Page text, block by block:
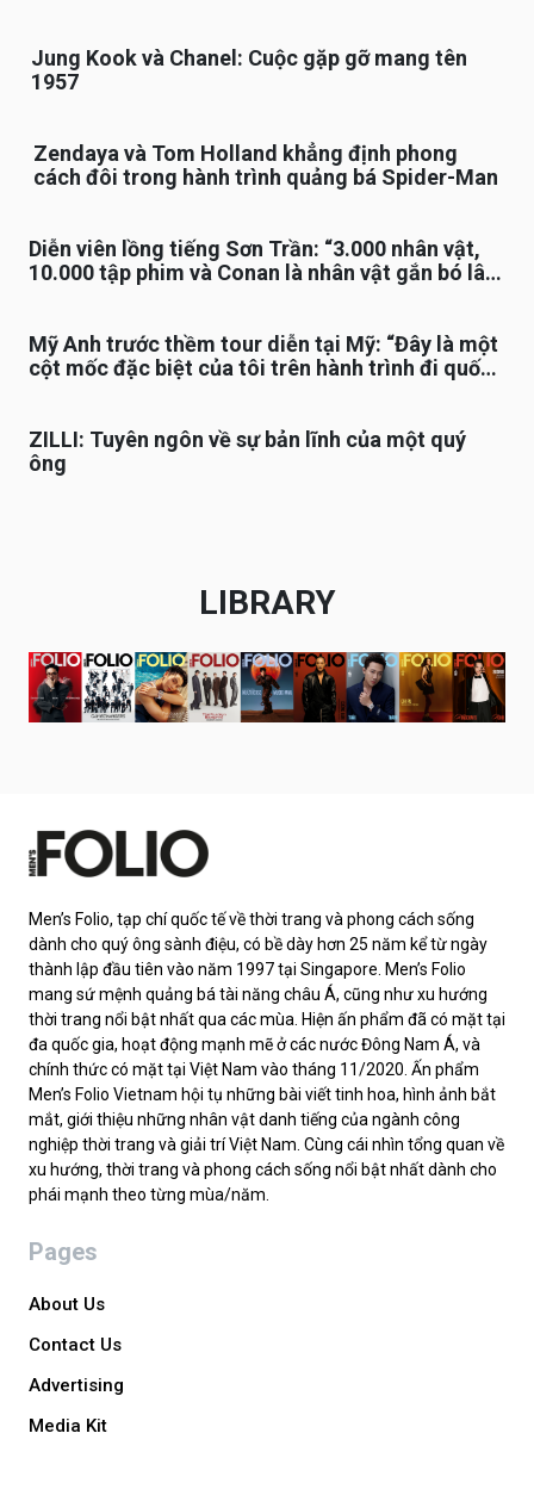
Jung Kook và Chanel: Cuộc gặp gỡ mang tên
1957
Zendaya và Tom Holland khẳng định phong
cách đôi trong hành trình quảng bá Spider-Man
Diễn viên lồng tiếng Sơn Trần: “3.000 nhân vật,
10.000 tập phim và Conan là nhân vật gắn bó lâu
Mỹ Anh trước thềm tour diễn tại Mỹ: “Đây là một
cột mốc đặc biệt của tôi trên hành trình đi quốc
ZILLI: Tuyên ngôn về sự bản lĩnh của một quý
ông
LIBRARY
Men’s Folio, tạp chí quốc tế về thời trang và phong cách sống
dành cho quý ông sành điệu, có bề dày hơn 25 năm kể từ ngày
thành lập đầu tiên vào năm 1997 tại Singapore. Men’s Folio
mang sứ mệnh quảng bá tài năng châu Á, cũng như xu hướng
thời trang nổi bật nhất qua các mùa. Hiện ấn phẩm đã có mặt tại
đa quốc gia, hoạt động mạnh mẽ ở các nước Đông Nam Á, và
chính thức có mặt tại Việt Nam vào tháng 11/2020. Ấn phẩm
Men’s Folio Vietnam hội tụ những bài viết tinh hoa, hình ảnh bắt
mắt, giới thiệu những nhân vật danh tiếng của ngành công
nghiệp thời trang và giải trí Việt Nam. Cùng cái nhìn tổng quan về
xu hướng, thời trang và phong cách sống nổi bật nhất dành cho
phái mạnh theo từng mùa/năm.
Pages
About Us
Contact Us
Advertising
Media Kit